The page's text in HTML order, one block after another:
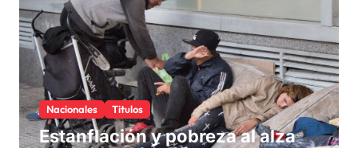
Nacionales Titulos
Estanflación y pobreza al alza